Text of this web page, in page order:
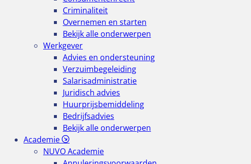
Criminaliteit
Overnemen en starten
Bekijk alle onderwerpen
Werkgever
Advies en ondersteuning
Verzuimbegeleiding
Salarisadministratie
Juridisch advies
Huurprijsbemiddeling
Bedrijfsadvies
Bekijk alle onderwerpen
Academie
NUVO Academie